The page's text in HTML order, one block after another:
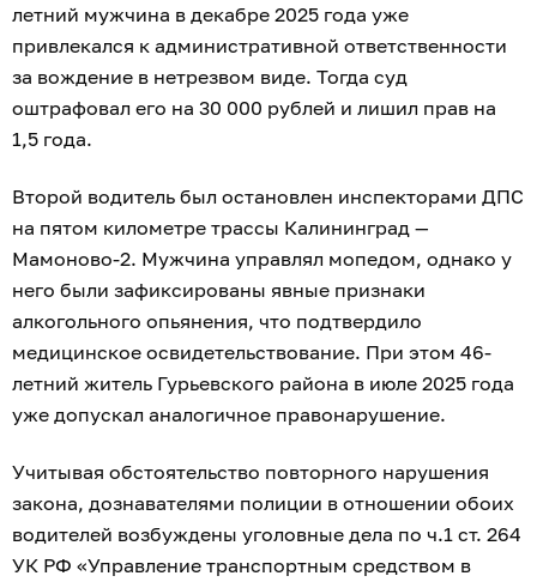
летний мужчина в декабре 2025 года уже
привлекался к административной ответственности
за вождение в нетрезвом виде. Тогда суд
оштрафовал его на 30 000 рублей и лишил прав на
1,5 года.
Второй водитель был остановлен инспекторами ДПС
на пятом километре трассы Калининград —
Мамоново-2. Мужчина управлял мопедом, однако у
него были зафиксированы явные признаки
алкогольного опьянения, что подтвердило
медицинское освидетельствование. При этом 46-
летний житель Гурьевского района в июле 2025 года
уже допускал аналогичное правонарушение.
Учитывая обстоятельство повторного нарушения
закона, дознавателями полиции в отношении обоих
водителей возбуждены уголовные дела по ч.1 ст. 264
УК РФ «Управление транспортным средством в